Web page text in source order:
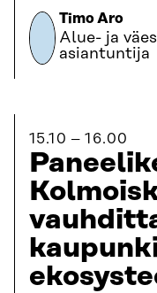
Timo Aro
Alue- ja
asiantuntija
15.10 16.00